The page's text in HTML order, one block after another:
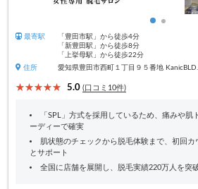
最寄駅
「豊田市駅」から徒歩4分
「新豊田駅」から徒歩8分
「上挙母駅」から徒歩22分
住所
愛知県豊田市西町１丁目９５番地
5.0 (口コミ10件)
「SPL」方式を採用しているため、痛みや肌
ーディーで確実
肌状態のチェックから脱毛体験まで、初回カ
とサポート
全国に店舗を展開し、脱毛実績220万人を突